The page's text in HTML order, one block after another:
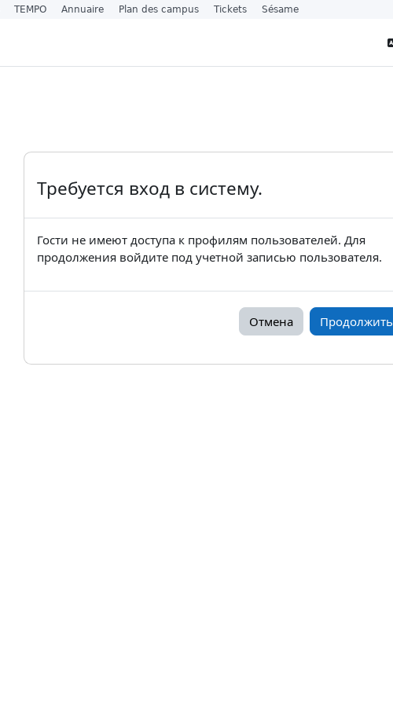
Требуется вход в систему.
Гости не имеют доступа к профилям пользователей. Для
продолжения войдите под учетной записью пользователя.
Отмена Продолжить
TEMPO Annuaire Plan des campus Tickets Sésame